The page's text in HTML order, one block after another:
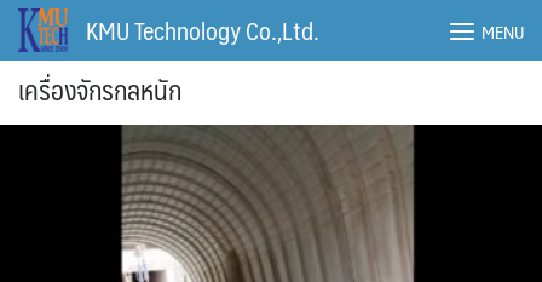
Skip
content
KMU Technology Co.,Ltd. MENU
เครื่องจักรกลหนัก